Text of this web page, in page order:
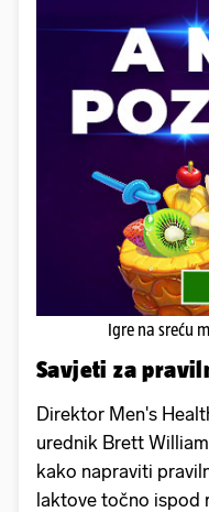
Igre na sreću
Savjeti za
Direktor Men's
urednik Brett
kako napraviti
laktove točno ispod